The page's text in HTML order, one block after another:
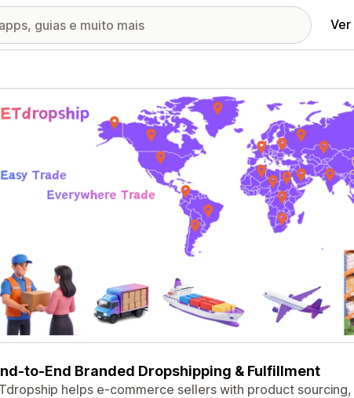
Ver
de imagens em destaque
to-End Branded Dropshipping & Fulfillment
helps e-commerce sellers with product